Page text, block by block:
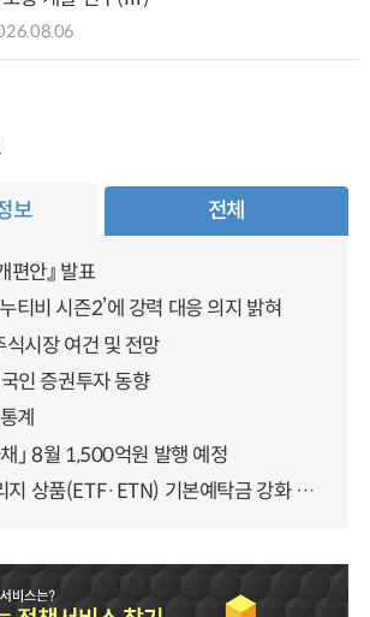
보 전체
편안』 발표
티비 시즌2’에 강력 대응 의지 밝혀
시장 여건 및 전망
인 증권투자 동향
계
」 8월 1,500억원 발행 예정
단일종목 레버리지 상품(ETF·ETN) 기본예탁금 강화 조기시행 방안 안내